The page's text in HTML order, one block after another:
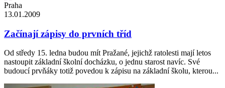
Praha
13.01.2009
Začínají zápisy do prvních tříd
Od středy 15. ledna budou mít Pražané, jejichž ratolesti mají letos
nastoupit základní školní docházku, o jednu starost navíc. Své
budoucí prvňáky totiž povedou k zápisu na základní školu, kterou...